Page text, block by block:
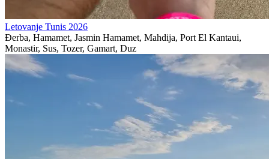
Letovanje Tunis 2026
Đerba, Hamamet, Jasmin Hamamet, Mahdija, Port El Kantaui,
Monastir, Sus, Tozer, Gamart, Duz